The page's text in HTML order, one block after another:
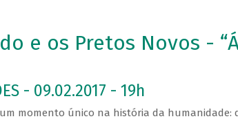
e os Pretos Novos -
- 09.02.2017 - 19h
momento único na história da